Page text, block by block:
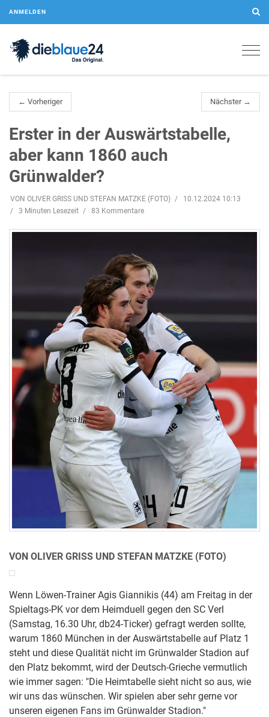
ANMELDEN
← Vorheriger Nächster →
Erster in der Auswärtstabelle,
aber kann 1860 auch
Grünwalder?
VON OLIVER GRISS UND STEFAN MATZKE (FOTO)
10.12.2024 10:13
3 Minuten Lesezeit
83 Kommentare
VON OLIVER GRISS UND STEFAN MATZKE (FOTO)
Wenn Löwen-Trainer Agis Giannikis (44) am Freitag in der
Spieltags-PK vor dem Heimduell gegen den SC Verl
(Samstag, 16.30 Uhr, db24-Ticker) gefragt werden sollte,
warum 1860 München in der Auswärtstabelle auf Platz 1
steht und diese Qualität nicht im Grünwalder Stadion auf
den Platz bekommt, wird der Deutsch-Grieche vermutlich
wie immer sagen: "Die Heimtabelle sieht nicht so aus, wie
wir uns das wünschen. Wir spielen aber sehr gerne vor
unseren eigenen Fans im Grünwalder Stadion."